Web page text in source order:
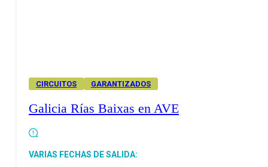
CIRCUITOS GARANTIZADOS
Galicia Rías Baixas en AVE
VARIAS FECHAS DE SALIDA: